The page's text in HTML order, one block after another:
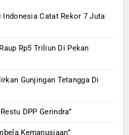
Indonesia Catat Rekor 7 Juta
Rp5 Triliun Di Pekan
Gunjingan Tetangga Di
DPP Gerindra”
Kemanusiaan”